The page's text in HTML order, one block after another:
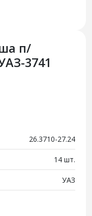
п/
3741
26.3710-27.24
14 шт.
УАЗ